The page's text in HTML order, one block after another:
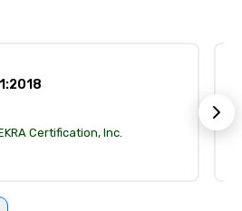
Certification, Inc.